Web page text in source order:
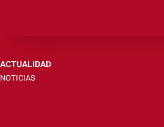
ACTUALIDAD
NOTICIAS